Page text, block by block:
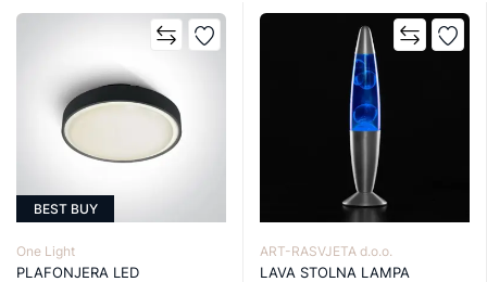
BEST BUY
One Light
PLAFONJERA LED
ART-RASVJETA d.o.o.
LAVA STOLNA LAMPA